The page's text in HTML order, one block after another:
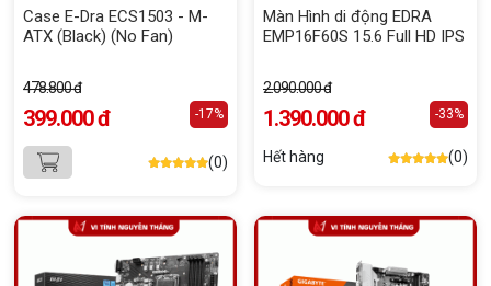
Case E-Dra ECS1503 - M-
ATX (Black) (No Fan)
478.800 đ
399.000 đ -17%
(0)
Màn Hình di động EDRA
EMP16F60S 15.6 Full HD IPS
2.090.000 đ
1.390.000 đ -33%
Hết hàng (0)